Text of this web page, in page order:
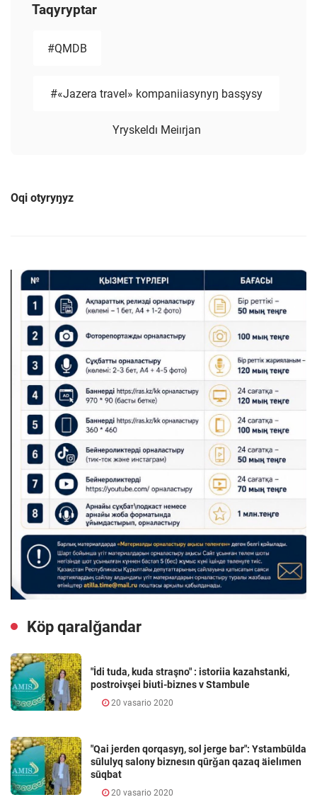
Taqyryptar
#QMDB
#«Jazera travel» kompaniiasynyŋ basşysy
Yryskeldı Meiırjan
Oqi otyryŋyz
Köp qaralǧandar
"İdi tuda, kuda straşno" : istoriia kazahstanki,
postroivşei biuti-biznes v Stambule
20 vasario 2020
"Qai jerden qorqasyŋ, sol jerge bar": Ystambūlda
sūlulyq salony biznesın qūrǧan qazaq äielımen
sūqbat
20 vasario 2020